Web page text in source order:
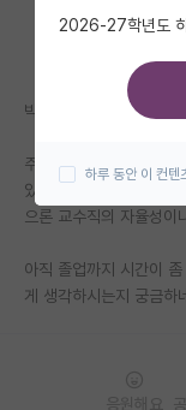
미국 유학 게시판
미국 대학원 합
대학원 합격 후
연구실(PI) 홍
석박사 채용 정
박사 졸업 후 진로에 대
주변에 교수가 되는 분
있는 것 같아요. 연봉이
으론 교수직의 자율성이
아직 졸업까지 시간이
게 생각하시는지 궁금하
2026-27학년도 하
하루 동안 이 컨텐